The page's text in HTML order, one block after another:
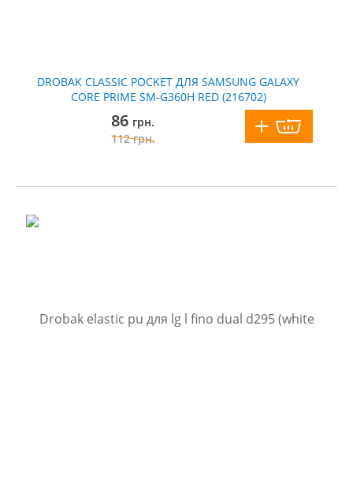
DROBAK CLASSIC POCKET ДЛЯ SAMSUNG GALAXY
CORE PRIME SM-G360H RED (216702)
86 грн.
112грн.